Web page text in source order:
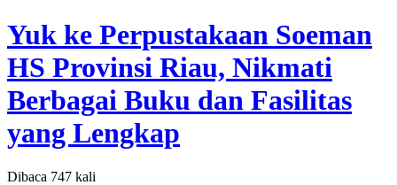
Yuk ke Perpustakaan Soeman
HS Provinsi Riau, Nikmati
Berbagai Buku dan Fasilitas
yang Lengkap
Dibaca 747 kali